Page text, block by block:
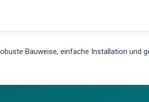
Bauweise, einfache Installation